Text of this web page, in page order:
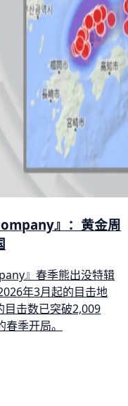
』：黄金周
』春季熊出没特辑
年3月起的目击地
目击数已突破2,009
季开局。